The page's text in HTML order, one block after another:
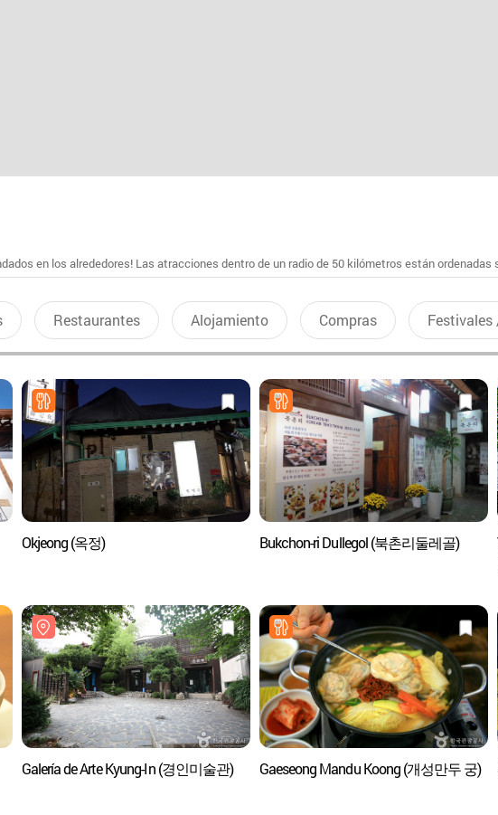
en los alrededores! Las atracciones dentro de un radio de 50 kilómetros están ordenadas
Restaurantes Alojamiento Compras
Okjeong (옥정) Bukchon-ri Dullegol (북촌리둘레골)
Galería de Arte Kyung-In (경인미술관) Gaeseong Mandu Koong (개성만두 궁)